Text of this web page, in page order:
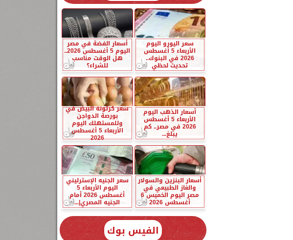
سعر اليورو اليوم
الأربعاء 5 أغسطس
2026 في البنوك..
تحديث لحظي
أسعار الفضة في مصر
اليوم 5 أغسطس 2026..
هل الوقت مناسب
للشراء؟
أسعار الذهب اليوم
الأربعاء 5 أغسطس
2026 في مصر.. كم
يبلغ...
سعر كرتونة البيض في
بورصة الدواجن
وللمستهلك اليوم
الأربعاء 5 أغسطس
2026
أسعار البنزين والسولار
والغاز الطبيعي في
مصر اليوم الخميس 6
أغسطس 2026
سعر الجنيه الإسترليني
اليوم الأربعاء 5
أغسطس 2026 أمام
الجنيه المصري|...
الفيس بوك